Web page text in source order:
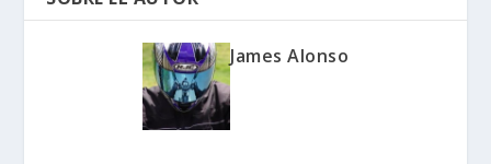
James Alonso